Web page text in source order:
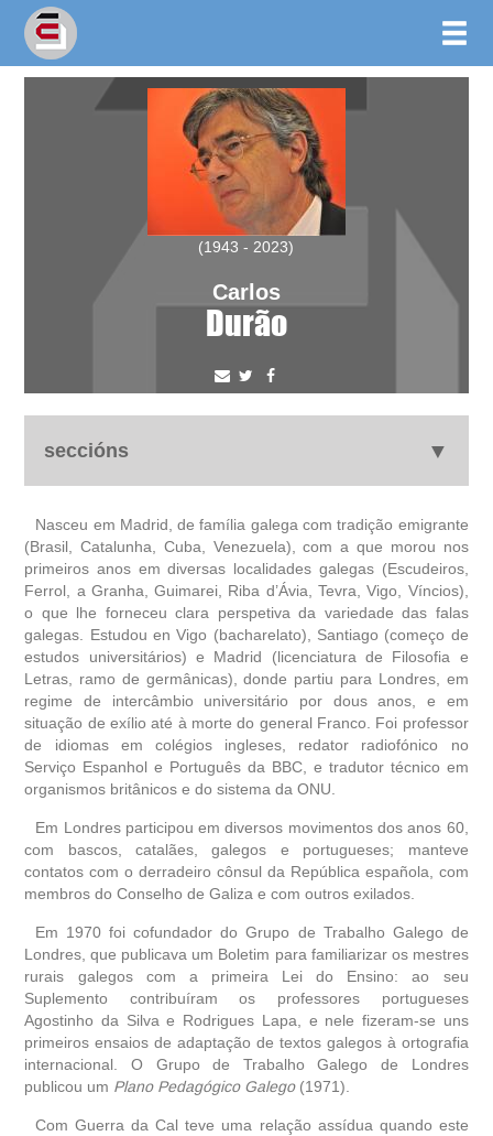
(1943 - 2023)
Carlos
Durão
seccións
biografía
obra
fototeca
outros docs
Nasceu em Madrid, de família galega com tradição emigrante
(Brasil, Catalunha, Cuba, Venezuela), com a que morou nos
primeiros anos em diversas localidades galegas (Escudeiros,
Ferrol, a Granha, Guimarei, Riba d’Ávia, Tevra, Vigo, Víncios),
o que lhe forneceu clara perspetiva da variedade das falas
galegas. Estudou en Vigo (bacharelato), Santiago (começo de
estudos universitários) e Madrid (licenciatura de Filosofia e
Letras, ramo de germânicas), donde partiu para Londres, em
regime de intercâmbio universitário por dous anos, e em
situação de exílio até à morte do general Franco. Foi professor
de idiomas em colégios ingleses, redator radiofónico no
Serviço Espanhol e Português da BBC, e tradutor técnico em
organismos britânicos e do sistema da ONU.
Em Londres participou em diversos movimentos dos anos 60,
com bascos, catalães, galegos e portugueses; manteve
contatos com o derradeiro cônsul da República española, com
membros do Conselho de Galiza e com outros exilados.
Em 1970 foi cofundador do Grupo de Trabalho Galego de
Londres, que publicava um Boletim para familiarizar os mestres
rurais galegos com a primeira Lei do Ensino: ao seu
Suplemento contribuíram os professores portugueses
Agostinho da Silva e Rodrigues Lapa, e nele fizeram-se uns
primeiros ensaios de adaptação de textos galegos à ortografia
internacional. O Grupo de Trabalho Galego de Londres
publicou um Plano Pedagógico Galego(1971).
Com Guerra da Cal teve uma relação assídua quando este